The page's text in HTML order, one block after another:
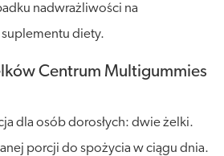
nadwrażliwości na
diety.
Centrum Multigummies
dla osób dorosłych: dwie żelki.
porcji do spożycia w ciągu dnia.